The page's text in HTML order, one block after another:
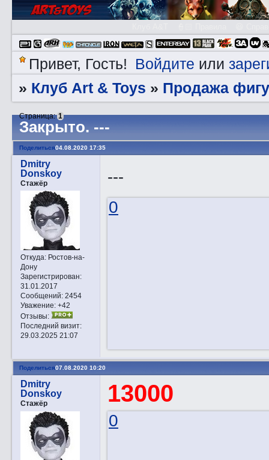
Привет, Гость! Войдите или
» Клуб Art & Toys » Продажа
Закрытo. ---
Страница:1
Поделиться04.08.2020 17:35
Dmitry
Donskoy
Стажёр
Откуда:Ростов-на-
Дону
Зарегистрирован:
31.01.2017
Сообщений:2454
Уважение: +42
Отзывы:
Последний визит:
29.03.2025 21:07
---
0
Поделиться07.08.2020 10:20
Dmitry
Donskoy
Стажёр 13000
0